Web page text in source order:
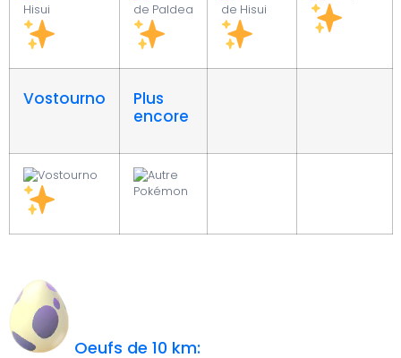
Vostourno
Plus
encore
Oeufs de 10 km: